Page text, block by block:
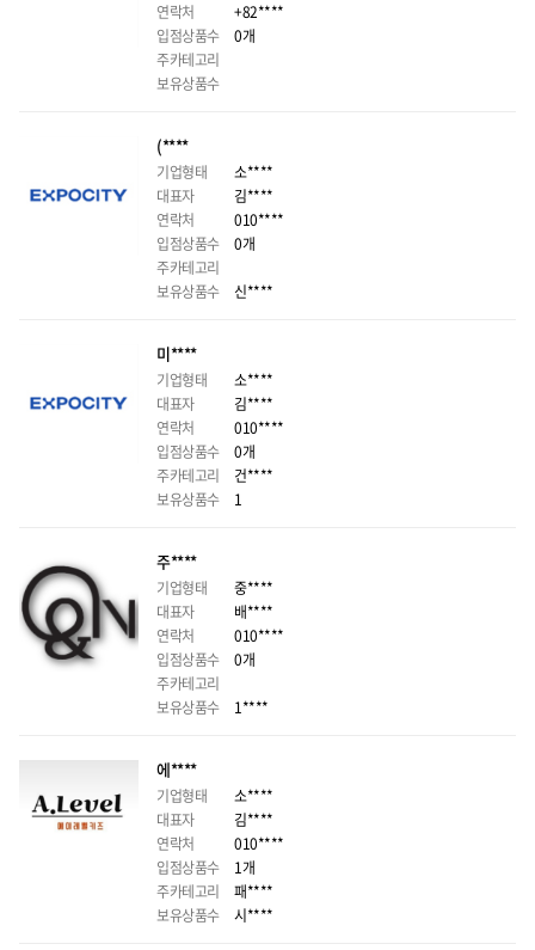
연락처
+82****
입점상품수
0개
주카테고리
보유상품수
(****
기업형태
소****
대표자
김****
연락처
010****
입점상품수
0개
주카테고리
보유상품수
신****
미****
기업형태
소****
대표자
김****
연락처
010****
입점상품수
0개
주카테고리
건****
보유상품수
1
주****
기업형태
중****
대표자
배****
연락처
010****
입점상품수
0개
주카테고리
보유상품수
1****
에****
기업형태
소****
대표자
김****
연락처
010****
입점상품수
1개
주카테고리
패****
보유상품수
시****